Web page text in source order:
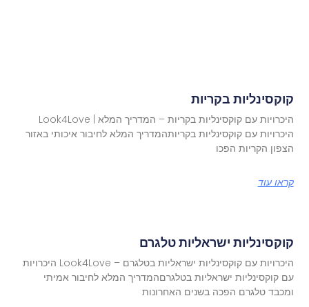
קוקסינליות בקריות
היכרויות עם קוקסינליות בקריות – המדריך המלא | Look4Love
היכרויות עם קוקסינליות בקריותהמדריך המלא לחיבור איכותי באזור
הצפון הקריות הפכו
קראו עוד
קוקסינליות ישראליות טלגרם
היכרויות עם קוקסינליות ישראליות בטלגרם – Look4Love היכרויות
עם קוקסינליות ישראליות בטלגרםהמדריך המלא לחיבור אמיתי
ומכבד טלגרם הפכה בשנים האחרונות